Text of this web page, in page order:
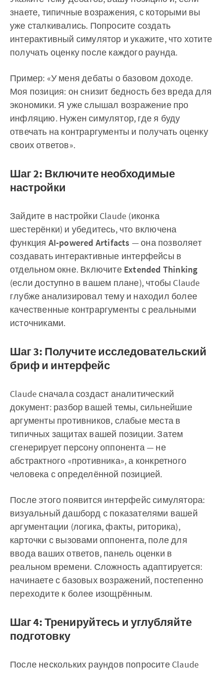
знаете, типичные возражения, с которыми вы
уже сталкивались. Попросите создать
интерактивный симулятор и укажите, что хотите
получать оценку после каждого раунда.
Пример: «У меня дебаты о базовом доходе.
Моя позиция: он снизит бедность без вреда для
экономики. Я уже слышал возражение про
инфляцию. Нужен симулятор, где я буду
отвечать на контраргументы и получать оценку
своих ответов».
Шаг 2: Включите необходимые
настройки
Зайдите в настройки Claude (иконка
шестерёнки) и убедитесь, что включена
функция AI-powered Artifacts — она позволяет
создавать интерактивные интерфейсы в
отдельном окне. Включите Extended Thinking
(если доступно в вашем плане), чтобы Claude
глубже анализировал тему и находил более
качественные контраргументы с реальными
источниками.
Шаг 3: Получите исследовательский
бриф и интерфейс
Claude сначала создаст аналитический
документ: разбор вашей темы, сильнейшие
аргументы противников, слабые места в
типичных защитах вашей позиции. Затем
сгенерирует персону оппонента — не
абстрактного «противника», а конкретного
человека с определённой позицией.
После этого появится интерфейс симулятора:
визуальный дашборд с показателями вашей
аргументации (логика, факты, риторика),
карточки с вызовами оппонента, поле для
ввода ваших ответов, панель оценки в
реальном времени. Сложность адаптируется:
начинаете с базовых возражений, постепенно
переходите к более изощрённым.
Шаг 4: Тренируйтесь и углубляйте
подготовку
После нескольких раундов попросите Claude